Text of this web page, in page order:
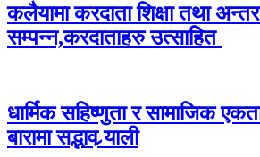
कलैयामा करदाता शिक्षा तथा
सम्पन्न,करदाताहरु उत्साहित
धार्मिक सहिष्णुता र सामाजिक
बारामा सद्भाव र्‍याली